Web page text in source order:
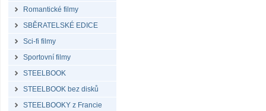
Romantické filmy
SBĚRATELSKÉ EDICE
Sci-fi filmy
Sportovní filmy
STEELBOOK
STEELBOOK bez disků
STEELBOOKY z Francie